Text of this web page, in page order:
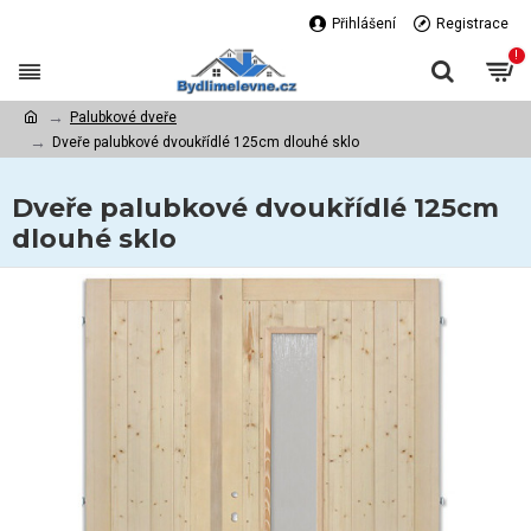
Přihlášení Registrace
!
Palubkové dveře
Dveře palubkové dvoukřídlé 125cm dlouhé sklo
Dveře palubkové dvoukřídlé 125cm
dlouhé sklo